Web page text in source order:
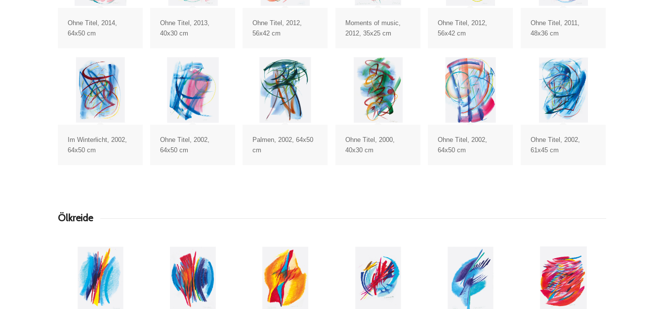
Ohne Titel, 2014,
64x50 cm
Ohne Titel, 2013,
40x30 cm
Ohne Titel, 2012,
56x42 cm
Moments of music,
2012, 35x25 cm
Ohne Titel, 2012,
56x42 cm
Ohne Titel, 2011,
48x36 cm
Im Winterlicht, 2002,
64x50 cm
Ohne Titel, 2002,
64x50 cm
Palmen, 2002, 64x50
cm
Ohne Titel, 2000,
40x30 cm
Ohne Titel, 2002,
64x50 cm
Ohne Titel, 2002,
61x45 cm
Ölkreide